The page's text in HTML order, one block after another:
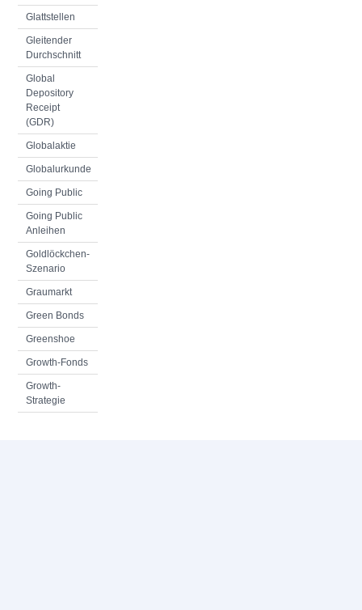
Glattstellen
Gleitender
Durchschnitt
Global
Depository
Receipt
(GDR)
Globalaktie
Globalurkunde
Going Public
Going Public
Anleihen
Goldlöckchen-
Szenario
Graumarkt
Green Bonds
Greenshoe
Growth-Fonds
Growth-
Strategie